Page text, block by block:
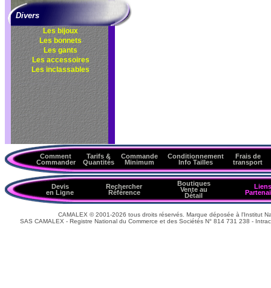
Divers
Les bijoux
Les bonnets
Les gants
Les accessoires
Les inclassables
Comment
Commander
Tarifs &
Quantités
Commande
Minimum
Conditionnement
Info Tailles
Frais de
transport
Devis
en Ligne
Rechercher
Référence
Boutiques
Vente au
Détail
Liens
CAMALEX © 2001-2026 tous droits réservés. Marque déposée à l'Institut
SAS CAMALEX - Registre National du Commerce et des Sociétés N° 814 731 238 -